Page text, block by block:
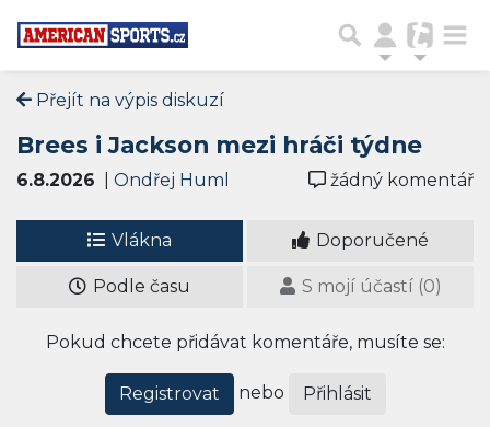
Přejít na výpis diskuzí
Brees i Jackson mezi hráči týdne
6.8.2026 Ondřej Huml žádný komentář
Vlákna Doporučené
Podle času S mojí účastí (0)
Pokud chcete přidávat komentáře, musíte se:
Registrovat nebo Přihlásit